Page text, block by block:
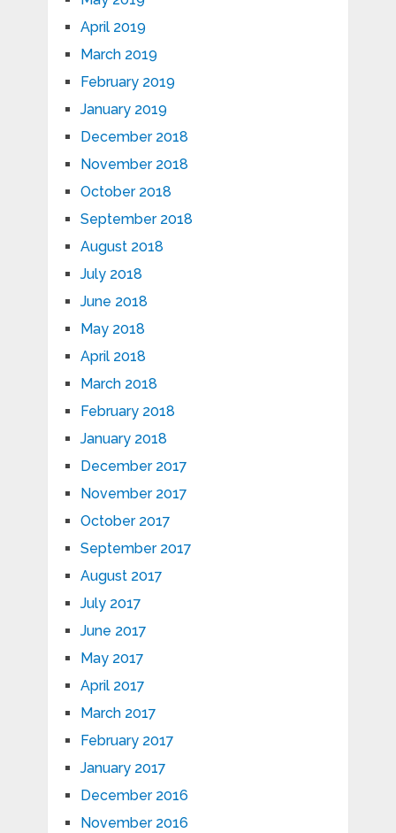
April 2019
March 2019
February 2019
January 2019
December 2018
November 2018
October 2018
September 2018
August 2018
July 2018
June 2018
May 2018
April 2018
March 2018
February 2018
January 2018
December 2017
November 2017
October 2017
September 2017
August 2017
July 2017
June 2017
May 2017
April 2017
March 2017
February 2017
January 2017
December 2016
November 2016